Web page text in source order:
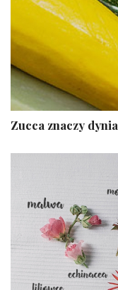
Zucca znaczy dynia